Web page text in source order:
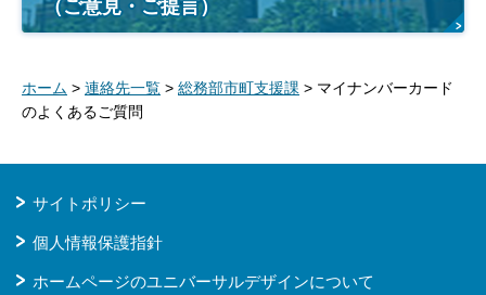
（ご意見・ご提言）
ホーム > 連絡先一覧 > 総務部市町支援課 > マイナンバーカード
のよくあるご質問
サイトポリシー
個人情報保護指針
ホームページのユニバーサルデザインについて